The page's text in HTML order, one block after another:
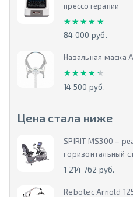
прессотерапии
★★★★★
★★★★★
84 000 руб.
Назальная маска
★★★★★
★★★★★
14 500 руб.
Цена стала ниже
SPIRIT MS300 –
горизонтальный
1 214 762 руб.
Rebotec Arnold